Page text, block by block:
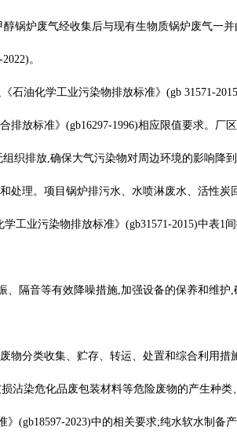
锅炉废气经收集后与现有生物质锅炉废气一
。
油化学工业污染物排放标准》(gb 31571-
放标准》(gb16297-1996)相应限值要求。厂
织排放,确保大气污染物对周边环境的影响降到
处理。项目锅炉排污水、水喷淋废水、活性炭
业污染物排放标准》(gb31571-2015)中表1
隔音等有效降噪措施,加强设备的保养和维护
物分类收集、贮存、转运、处置和综合利用措
沾染危化品废包装材料等危险废物的产生种类
(gb18597-2023)中的相关要求;纯水软水制备